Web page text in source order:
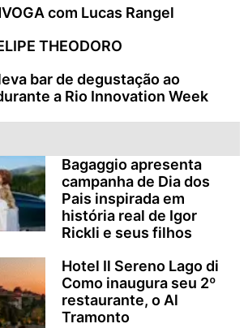
com Lucas Rangel
THEODORO
bar de degustação ao
a Rio Innovation Week
Bagaggio apresenta
campanha de Dia dos
Pais inspirada em
história real de Igor
Rickli e seus filhos
Hotel Il Sereno Lago di
Como inaugura seu 2º
restaurante, o Al
Tramonto